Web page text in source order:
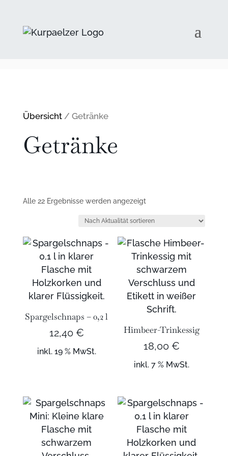
Übersicht/ Getränke
Getränke
Alle 22 Ergebnisse werden angezeigtNach
Spargelschnaps – 0,2 l
12,40 €
inkl. 19 % MwSt.
Himbeer-Trinkessig
18,00 €
inkl. 7 % MwSt.